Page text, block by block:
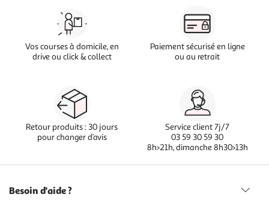
Vos courses à domicile, en
drive ou click & collect
Paiement sécurisé en ligne
ou au retrait
Retour produits : 30 jours
pour changer d’avis
Service client 7j/7
03 59 30 59 30
8h>21h, dimanche 8h30>13h
Besoin d'aide ?